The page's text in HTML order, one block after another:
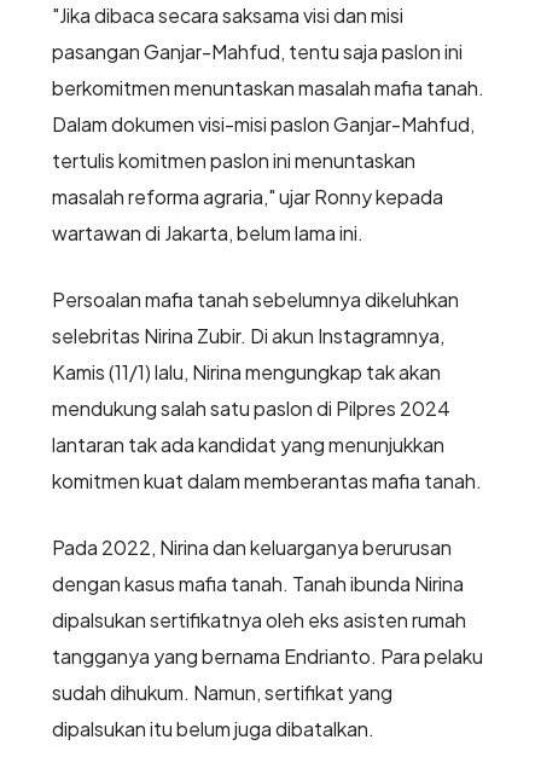
"Jika dibaca secara saksama visi dan misi
pasangan Ganjar-Mahfud, tentu saja paslon ini
berkomitmen menuntaskan masalah mafia tanah.
Dalam dokumen visi-misi paslon Ganjar-Mahfud,
tertulis komitmen paslon ini menuntaskan
masalah reforma agraria," ujar Ronny kepada
wartawan di Jakarta, belum lama ini.
Persoalan mafia tanah sebelumnya dikeluhkan
selebritas Nirina Zubir. Di akun Instagramnya,
Kamis (11/1) lalu, Nirina mengungkap tak akan
mendukung salah satu paslon di Pilpres 2024
lantaran tak ada kandidat yang menunjukkan
komitmen kuat dalam memberantas mafia tanah.
Pada 2022, Nirina dan keluarganya berurusan
dengan kasus mafia tanah. Tanah ibunda Nirina
dipalsukan sertifikatnya oleh eks asisten rumah
tangganya yang bernama Endrianto. Para pelaku
sudah dihukum. Namun, sertifikat yang
dipalsukan itu belum juga dibatalkan.